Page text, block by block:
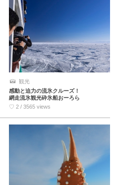
観光
感動と迫力の流氷クルーズ！
網走流氷観光砕氷船おーろら
♡ 2 / 3565 views